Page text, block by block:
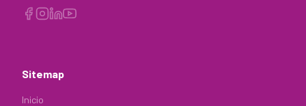
Sitemap
Inicio